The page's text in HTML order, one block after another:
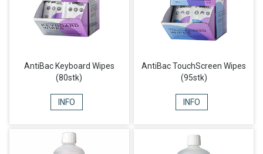
AntiBac Keyboard Wipes
(80stk)
INFO
AntiBac TouchScreen Wipes
(95stk)
INFO